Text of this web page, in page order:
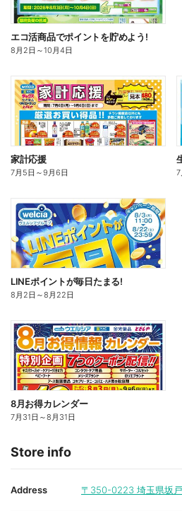
エコ活商品でポイントを貯めよう!
8月2日 ～10月4日
家計応援
7月5日 ～9月6日 7
LINEポイントが毎日たまる!
8月2日 ～8月22日
8月お得カレンダー
7月31日 ～8月31日
Store info
Address 〒350-0223 埼玉県坂